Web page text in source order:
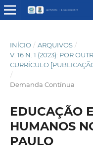
INÍCIO / ARQUIVOS /
V. 16 N. 1 (2023): POR
CURRÍCULO
/
Demanda Contínua
EDUCAÇÃO
HUMANOS
PAULO